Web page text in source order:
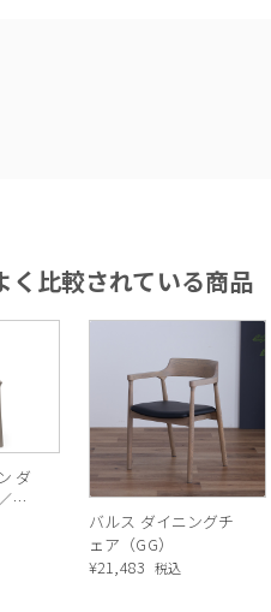
味するように手触りも滑らか。背
く比較されている商品
ダ
バルス ダイニングチ
ェア（GG）
¥21,483 税込